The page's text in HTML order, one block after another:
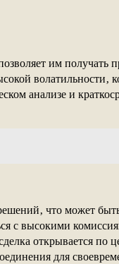
им
волатильности‚
анализе и
что может
с высокими
открывается по
для